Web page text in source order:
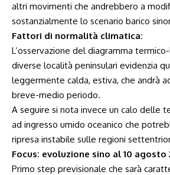
altri movimenti che andrebbero a
sostanzialmente lo scenario barico
Fattori di normalità climatica:
L’osservazione del diagramma
diverse località peninsulari evidenzia
leggermente calda, estiva, che andrà
breve-medio periodo.
A seguire si nota invece un calo delle
ad ingresso umido oceanico che
ripresa instabile sulle regioni
Focus: evoluzione sino al 10 agosto
Primo step previsionale che sarà